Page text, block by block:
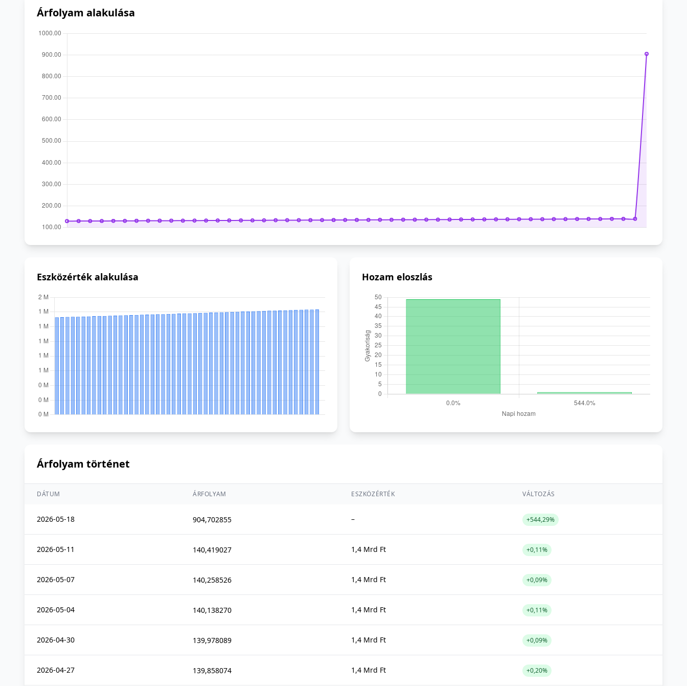
Árfolyam alakulása
Eszközérték alakulása Hozam eloszlás
Árfolyam történet
DÁTUM ÁRFOLYAM ESZKÖZÉRTÉK VÁLTOZÁS
2026-05-18 904,702855 – +544,29%
2026-05-11 140,419027 1,4 Mrd Ft +0,11%
2026-05-07 140,258526 1,4 Mrd Ft +0,09%
2026-05-04 140,138270 1,4 Mrd Ft +0,11%
2026-04-30 139,978089 1,4 Mrd Ft +0,09%
2026-04-27 139,858074 1,4 Mrd Ft +0,20%